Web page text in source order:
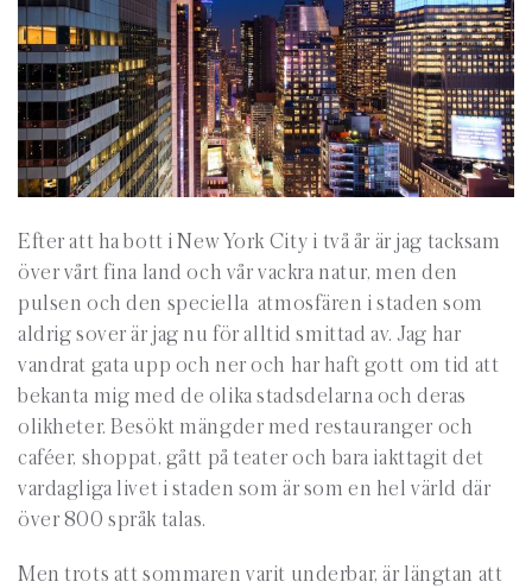
Efter att ha bott i New York City i två år är jag tacksam
över vårt fina land och vår vackra natur, men den
pulsen och den speciella atmosfären i staden som
aldrig sover är jag nu för alltid smittad av. Jag har
vandrat gata upp och ner och har haft gott om tid att
bekanta mig med de olika stadsdelarna och deras
olikheter. Besökt mängder med restauranger och
caféer, shoppat, gått på teater och bara iakttagit det
vardagliga livet i staden som är som en hel värld där
över 800 språk talas.
Men trots att sommaren varit underbar, är längtan att